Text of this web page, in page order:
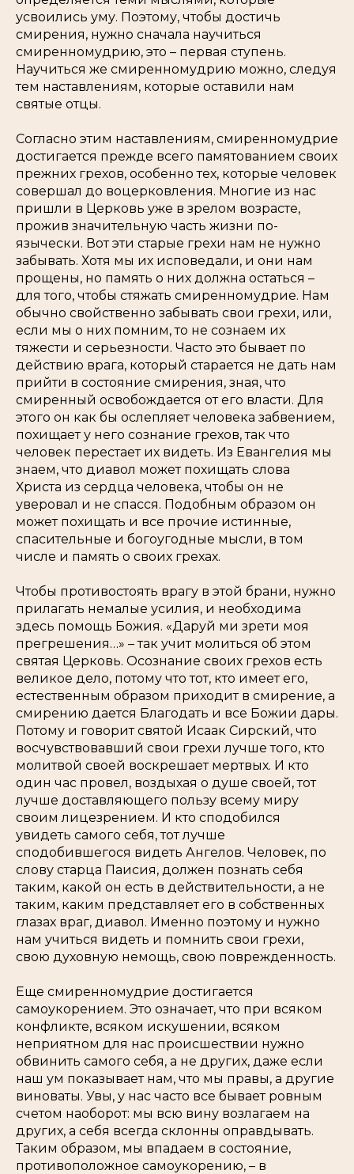
усвоились уму. Поэтому, чтобы достичь
смирения, нужно сначала научиться
смиренномудрию, это – первая ступень.
Научиться же смиренномудрию можно, следуя
тем наставлениям, которые оставили нам
святые отцы.
Согласно этим наставлениям, смиренномудрие
достигается прежде всего памятованием своих
прежних грехов, особенно тех, которые человек
совершал до воцерковления. Многие из нас
пришли в Церковь уже в зрелом возрасте,
прожив значительную часть жизни по-
язычески. Вот эти старые грехи нам не нужно
забывать. Хотя мы их исповедали, и они нам
прощены, но память о них должна остаться –
для того, чтобы стяжать смиренномудрие. Нам
обычно свойственно забывать свои грехи, или,
если мы о них помним, то не сознаем их
тяжести и серьезности. Часто это бывает по
действию врага, который старается не дать нам
прийти в состояние смирения, зная, что
смиренный освобождается от его власти. Для
этого он как бы ослепляет человека забвением,
похищает у него сознание грехов, так что
человек перестает их видеть. Из Евангелия мы
знаем, что диавол может похищать слова
Христа из сердца человека, чтобы он не
уверовал и не спасся. Подобным образом он
может похищать и все прочие истинные,
спасительные и богоугодные мысли, в том
числе и память о своих грехах.
Чтобы противостоять врагу в этой брани, нужно
прилагать немалые усилия, и необходима
здесь помощь Божия. «Даруй ми зрети моя
прегрешения…» – так учит молиться об этом
святая Церковь. Осознание своих грехов есть
великое дело, потому что тот, кто имеет его,
естественным образом приходит в смирение, а
смирению дается Благодать и все Божии дары.
Потому и говорит святой Исаак Сирский, что
восчувствовавший свои грехи лучше того, кто
молитвой своей воскрешает мертвых. И кто
один час провел, воздыхая о душе своей, тот
лучше доставляющего пользу всему миру
своим лицезрением. И кто сподобился
увидеть самого себя, тот лучше
сподобившегося видеть Ангелов. Человек, по
слову старца Паисия, должен познать себя
таким, какой он есть в действительности, а не
таким, каким представляет его в собственных
глазах враг, диавол. Именно поэтому и нужно
нам учиться видеть и помнить свои грехи,
свою духовную немощь, свою поврежденность.
Еще смиренномудрие достигается
самоукорением. Это означает, что при всяком
конфликте, всяком искушении, всяком
неприятном для нас происшествии нужно
обвинить самого себя, а не других, даже если
наш ум показывает нам, что мы правы, а другие
виноваты. Увы, у нас часто все бывает ровным
счетом наоборот: мы всю вину возлагаем на
других, а себя всегда склонны оправдывать.
Таким образом, мы впадаем в состояние,
противоположное самоукорению, – в